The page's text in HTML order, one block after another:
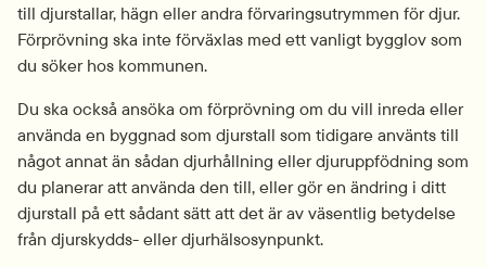
till djurstallar, hägn eller andra förvaringsutrymmen för djur.
Förprövning ska inte förväxlas med ett vanligt bygglov som
du söker hos kommunen.
Du ska också ansöka om förprövning om du vill inreda eller
använda en byggnad som djurstall som tidigare använts till
något annat än sådan djurhållning eller djuruppfödning som
du planerar att använda den till, eller gör en ändring i ditt
djurstall på ett sådant sätt att det är av väsentlig betydelse
från djurskydds- eller djurhälsosynpunkt.